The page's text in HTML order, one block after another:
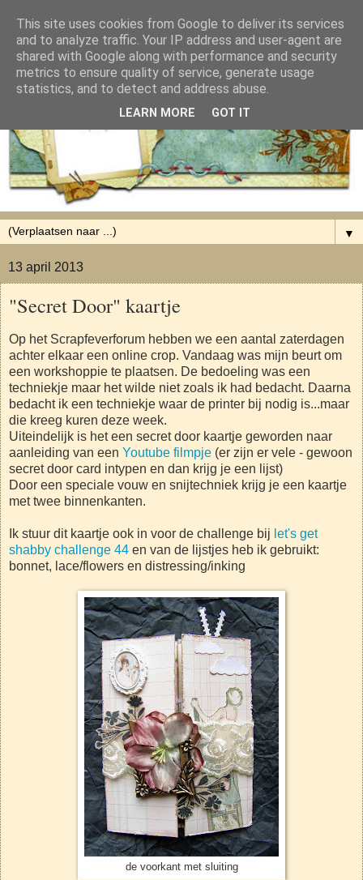
▼
13 april 2013
"Secret Door" kaartje
Op het Scrapfeverforum hebben we een aantal zaterdagen
achter elkaar een online crop. Vandaag was mijn beurt om
een workshoppie te plaatsen. De bedoeling was een
techniekje maar het wilde niet zoals ik had bedacht. Daarna
bedacht ik een techniekje waar de printer bij nodig is...maar
die kreeg kuren deze week.
Uiteindelijk is het een secret door kaartje geworden naar
aanleiding van een Youtube filmpje (er zijn er vele - gewoon
secret door card intypen en dan krijg je een lijst)
Door een speciale vouw en snijtechniek krijg je een kaartje
met twee binnenkanten.
Ik stuur dit kaartje ook in voor de challenge bij let's get
shabby challenge 44 en van de lijstjes heb ik gebruikt:
bonnet, lace/flowers en distressing/inking
de voorkant met sluiting
This site uses cookies from Google to deliver its services
and to analyze traffic. Your IP address and user-agent are
shared with Google along with performance and security
metrics to ensure quality of service, generate usage
statistics, and to detect and address abuse.
LEARN MORE GOT IT